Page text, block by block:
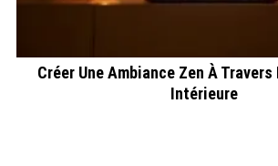
Créer Une Ambiance Zen À
Intérieure